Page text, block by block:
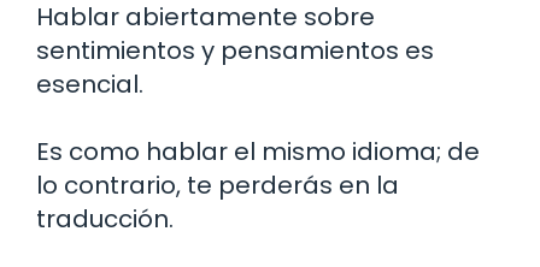
Hablar abiertamente sobre
sentimientos y pensamientos es
esencial.
Es como hablar el mismo idioma; de
lo contrario, te perderás en la
traducción.